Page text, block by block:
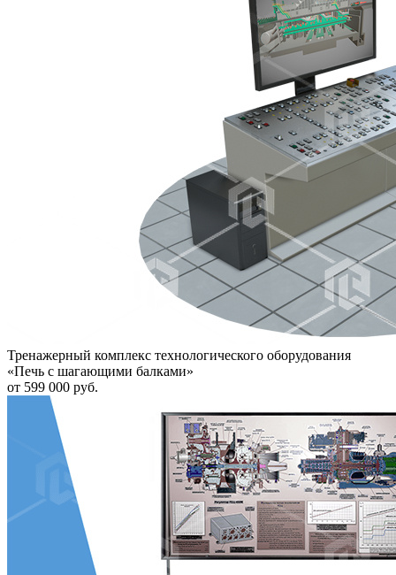
Тренажерный комплекс технологического оборудования
«Печь с шагающими балками»
от 599 000 руб.